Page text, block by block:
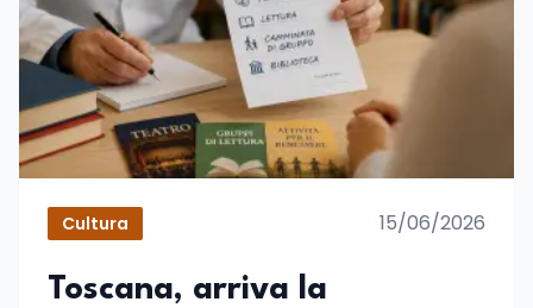
Cultura 15/06/2026
Toscana, arriva la